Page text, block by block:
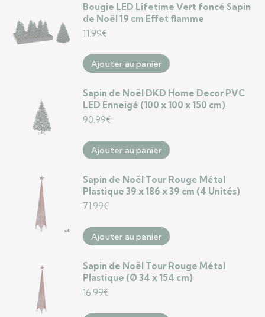
Bougie LED Lifetime Vert foncé Sapin
de Noël 19 cm Effet flamme
11.99€
Ajouter au panier
Sapin de Noël DKD Home Decor PVC
LED Enneigé (100 x 100 x 150 cm)
90.99€
Ajouter au panier
Sapin de Noël Tour Rouge Métal
Plastique 39 x 186 x 39 cm (4 Unités)
71.99€
Ajouter au panier
Sapin de Noël Tour Rouge Métal
Plastique (Ø 34 x 154 cm)
16.99€